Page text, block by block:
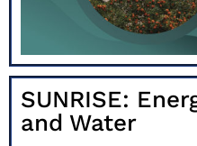
SUNRISE:
and Water